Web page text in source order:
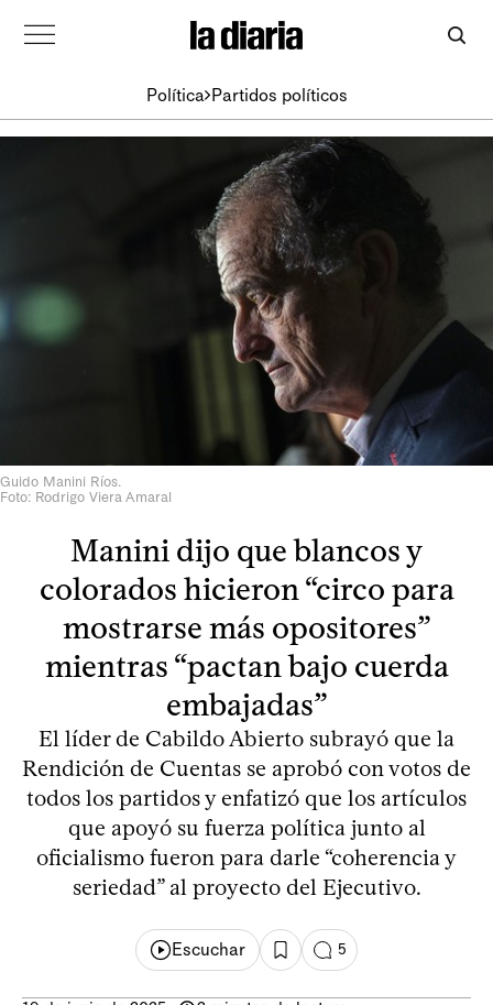
Política Partidos políticos
Guido Manini Ríos.
Foto: Rodrigo Viera Amaral
Manini dijo que blancos y
colorados hicieron “circo para
mostrarse más opositores”
mientras “pactan bajo cuerda
embajadas”
El líder de Cabildo Abierto subrayó que la
Rendición de Cuentas se aprobó con votos de
todos los partidos y enfatizó que los artículos
que apoyó su fuerza política junto al
oficialismo fueron para darle “coherencia y
seriedad” al proyecto del Ejecutivo.
Escuchar 5